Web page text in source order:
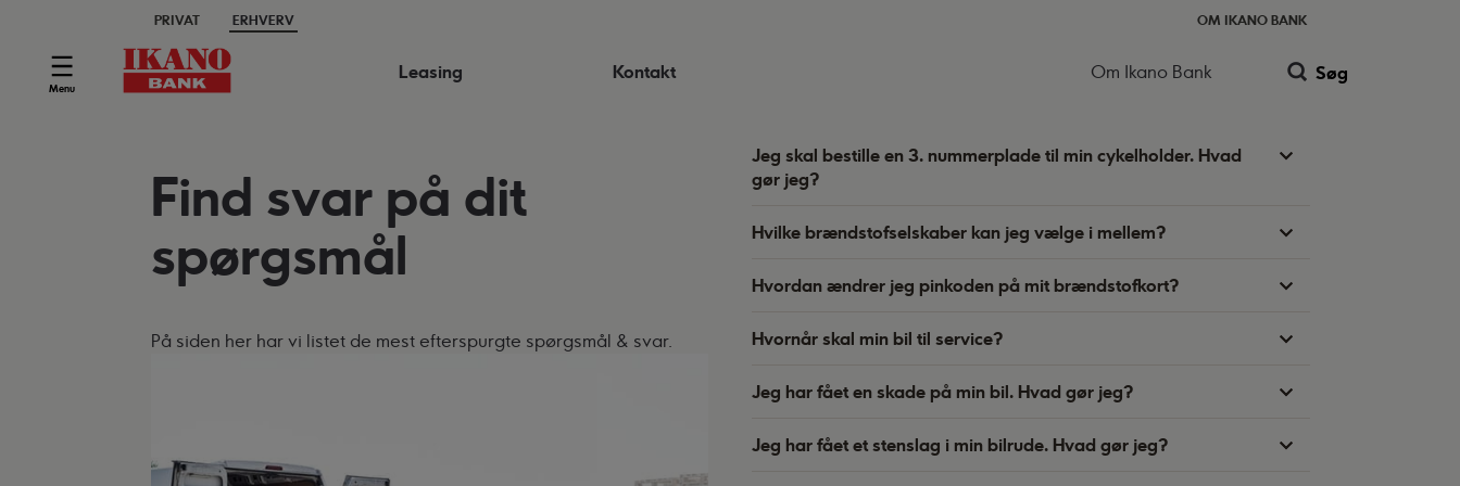
PRIVAT ERHVERV OM IKANO BANK
Menu
Leasing Kontakt Om Ikano Bank Søg
Find svar på dit
spørgsmål
På siden her har vi listet de mest efterspurgte spørgsmål & svar.
Jeg skal bestille en 3. nummerplade til min cykelholder. Hvad
gør jeg?
Hvilke brændstofselskaber kan jeg vælge i mellem?
Hvordan ændrer jeg pinkoden på mit brændstofkort?
Hvornår skal min bil til service?
Jeg har fået en skade på min bil. Hvad gør jeg?
Jeg har fået et stenslag i min bilrude. Hvad gør jeg?